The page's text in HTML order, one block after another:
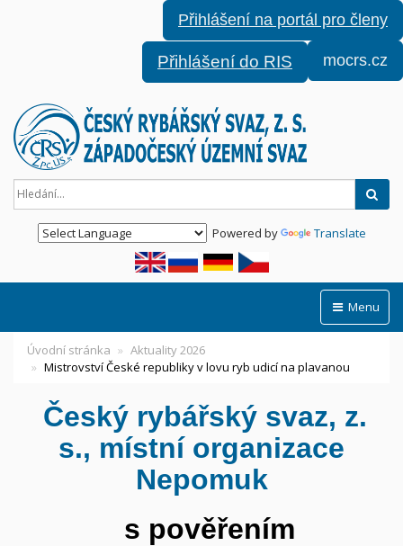
Přihlášení na portál pro členy
Přihlášení do RIS mocrs.cz
Powered by Translate
Menu
Úvodní stránka
Aktuality 2026
Mistrovství České republiky v lovu ryb udicí na plavanou
Český rybářský svaz, z.
s., místní organizace
Nepomuk
s pověřením